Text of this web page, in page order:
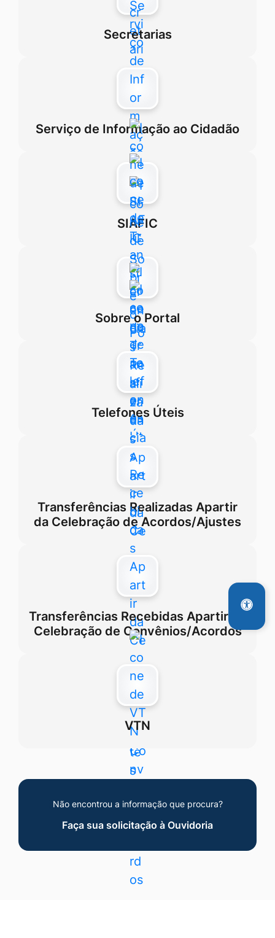
Secretarias
Serviço de Informação ao Cidadão
SIAFIC
Sobre o Portal
Telefones Úteis
Transferências Realizadas Apartir
da Celebração de Acordos/Ajustes
Transferências Recebidas Apartir da
Celebração de Convênios/Acordos
VTN
Não encontrou a informação que procura?
Faça sua solicitação à Ouvidoria